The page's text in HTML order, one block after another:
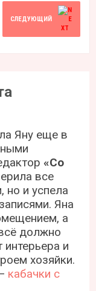
СЛЕДУЮЩИЙ
Яну еще в
«Со
все
но и успела
Яна
а
должно
и
хозяйки.
кабачки с